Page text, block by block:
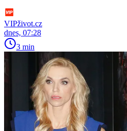
VIPživot.cz
dnes, 07:28
3 min